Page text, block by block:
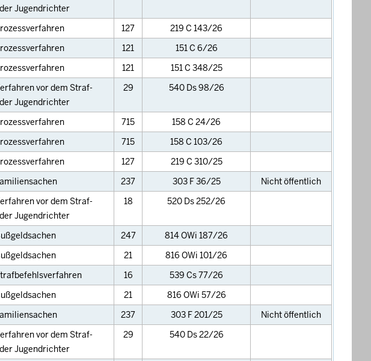
Jugendrichter
127
219 C 143/26
121
151 C 6/26
121
151 C 348/25
vor dem Straf-
Jugendrichter
29 540 Ds 98/26
715
158 C 24/26
715
158 C 103/26
127
219 C 310/25
237 303 F 36/25
Nicht öffentlich
vor dem Straf-
Jugendrichter
18 520 Ds 252/26
247
814 OWi 187/26
21
816 OWi 101/26
16
539 Cs 77/26
21
816 OWi 57/26
237 303 F 201/25
Nicht öffentlich
vor dem Straf-
Jugendrichter
29 540 Ds 22/26